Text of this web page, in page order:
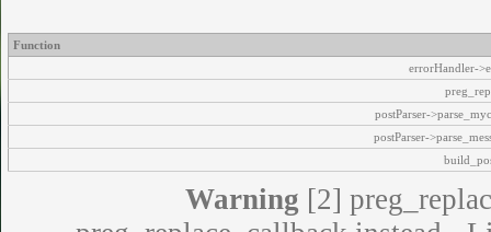
Function
errorHandler-
postParser-
postParser-
Warning [2]